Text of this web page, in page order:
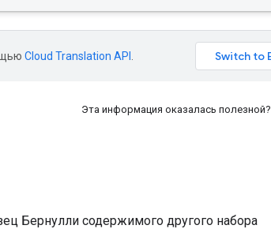
Cloud Translation API
Эта информация оказалась полезной?
Бернулли содержимого другого набора